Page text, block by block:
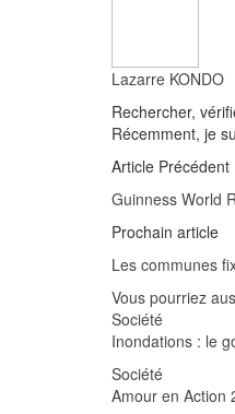
Lazarre KONDO
Rechercher,
Récemment, je
Article Précédent
Guinness World
Prochain article
Les communes
Vous pourriez
Société
Inondations : le
Société
Amour en Action